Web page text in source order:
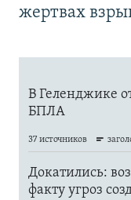
жертвах